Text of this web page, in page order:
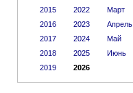
2015
2016
2017
2018
2019
2022
2023
2024
2025
2026
Март
Апрель
Май
Июнь